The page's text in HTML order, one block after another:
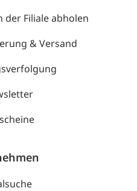
der Filiale abholen
& Versand